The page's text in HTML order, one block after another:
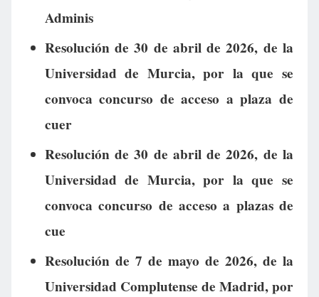
Adminis
Resolución de 30 de abril de 2026, de la
Universidad de Murcia, por la que se
convoca concurso de acceso a plaza de
cuer
Resolución de 30 de abril de 2026, de la
Universidad de Murcia, por la que se
convoca concurso de acceso a plazas de
cue
Resolución de 7 de mayo de 2026, de la
Universidad Complutense de Madrid, por